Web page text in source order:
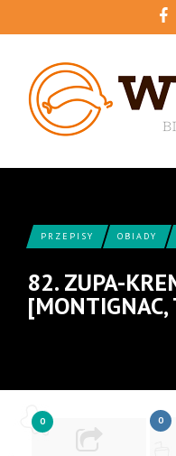
PRZEPISY OBIADY
82. ZUPA-
[MONTIGNAC,
0 0